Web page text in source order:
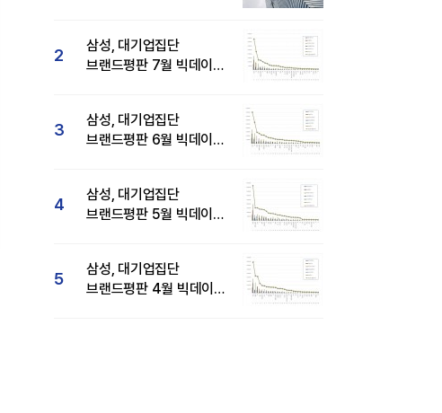
2
삼성, 대기업집단
브랜드평판 7월 빅데이터
3
삼성, 대기업집단
브랜드평판 6월 빅데이터
4
삼성, 대기업집단
브랜드평판 5월 빅데이터
5
삼성, 대기업집단
브랜드평판 4월 빅데이터